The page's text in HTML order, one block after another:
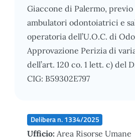
Giaccone di Palermo,
ambulatori odontoiatrici e
operatoria dell’U.O.C. di
Approvazione Perizia di
dell’art. 120 co. 1 lett. c) del
CIG: B59302E797
Delibera n. 1334/2025
Ufficio: Area Risorse Umane